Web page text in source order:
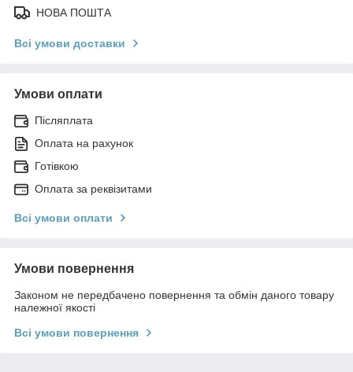
НОВА ПОШТА
Всі умови доставки
Умови оплати
Післяплата
Оплата на рахунок
Готівкою
Оплата за реквізитами
Всі умови оплати
Умови повернення
Законом не передбачено повернення та обмін даного товару
належної якості
Всі умови повернення